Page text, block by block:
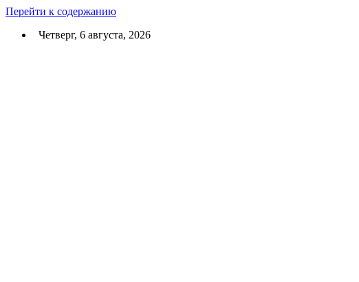
Перейти к содержанию
Четверг, 6 августа, 2026